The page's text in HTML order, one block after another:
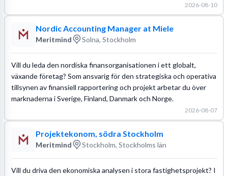
2026-08-10
Nordic Accounting Manager at Miele
Meritmind Solna, Stockholm
Vill du leda den nordiska finansorganisationen i ett globalt,
växande företag? Som ansvarig för den strategiska och operativa
tillsynen av finansiell rapportering och projekt arbetar du över
marknaderna i Sverige, Finland, Danmark och Norge.
2026-08-07
Projektekonom, södra Stockholm
Meritmind Stockholm, Stockholms län
Vill du driva den ekonomiska analysen i stora fastighetsprojekt? I